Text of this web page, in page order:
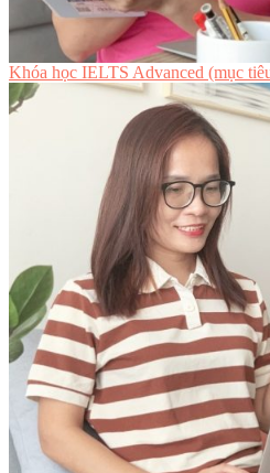
Khóa học IELTS Advanced (mục